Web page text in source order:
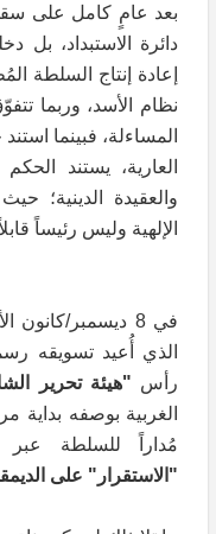
بعد عامٍ كامل على
دائرة الاستبداد، بل
إعادة إنتاج السلطة
نظام الأسد، وربما
المساءلة، فبينما
العارية، يستند
والعقيدة الدينية؛
الإلهية وليس رئيساً
الذي أُعيد تسويقه
رأس "هيئة تحرير
الغربية بوصفه بداية
مُداراً للسلطة عبر
"الاستقرار" على